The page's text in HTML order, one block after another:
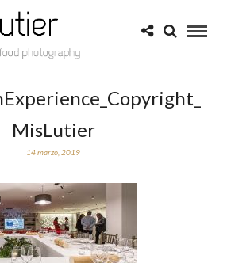
MisLutier
14 marzo, 2019